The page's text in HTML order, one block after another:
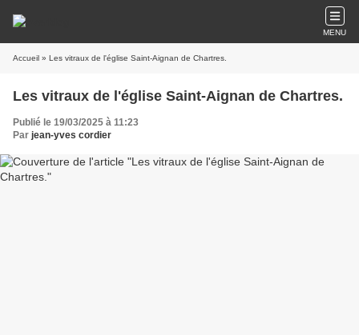
MENU
Accueil » Les vitraux de l'église Saint-Aignan de Chartres.
Les vitraux de l'église Saint-Aignan de Chartres.
Publié le 19/03/2025 à 11:23
Par jean-yves cordier